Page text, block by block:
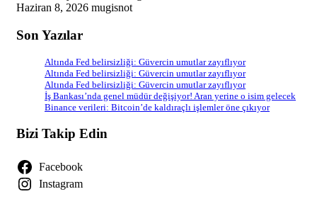
Haziran 8, 2026 mugisnot
Son Yazılar
Altında Fed belirsizliği: Güvercin umutlar zayıflıyor
Altında Fed belirsizliği: Güvercin umutlar zayıflıyor
Altında Fed belirsizliği: Güvercin umutlar zayıflıyor
İş Bankası’nda genel müdür değişiyor! Aran yerine o isim gelecek
Binance verileri: Bitcoin’de kaldıraçlı işlemler öne çıkıyor
Bizi Takip Edin
Facebook
Instagram